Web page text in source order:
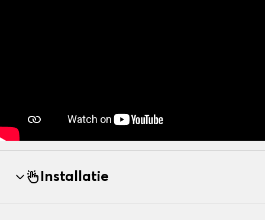
Installatie